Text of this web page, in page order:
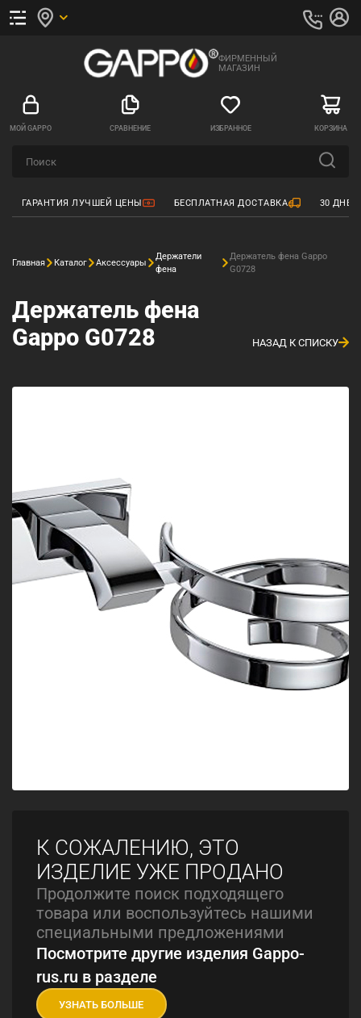
ФИРМЕННЫЙ
МАГАЗИН
МОЙ GAPPO СРАВНЕНИЕ ИЗБРАННОЕ КОРЗИНА
ГАРАНТИЯ ЛУЧШЕЙ ЦЕНЫ БЕСПЛАТНАЯ ДОСТАВКА 30
Главная Каталог Аксессуары
Держатели
фена
Держатель фена Gappo
G0728
Держатель фена
Gappo G0728
НАЗАД К СПИСКУ
К СОЖАЛЕНИЮ, ЭТО
ИЗДЕЛИЕ УЖЕ ПРОДАНО
Продолжите поиск подходящего
товара или воспользуйтесь нашими
специальными предложениями
Посмотрите другие изделия Gappo-
rus.ru в разделе
УЗНАТЬ БОЛЬШЕ